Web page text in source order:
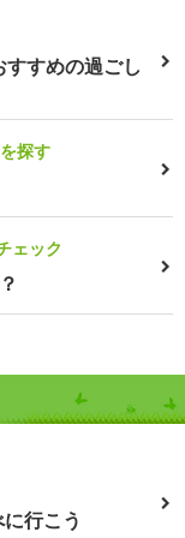
すめの過ごし
探す
ェック
行こう